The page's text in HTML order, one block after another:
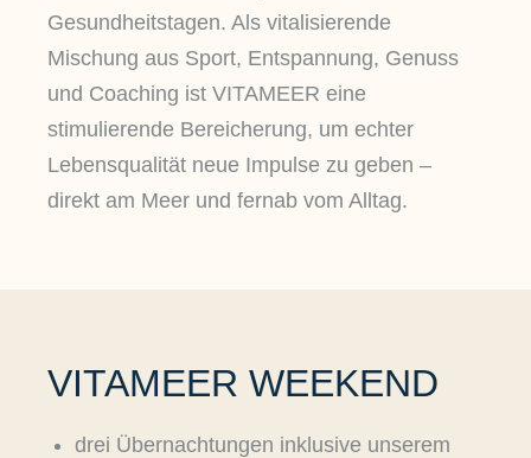
Gesundheitstagen. Als vitalisierende
Mischung aus Sport, Entspannung, Genuss
und Coaching ist VITAMEER eine
stimulierende Bereicherung, um echter
Lebensqualität neue Impulse zu geben –
direkt am Meer und fernab vom Alltag.
VITAMEER WEEKEND
drei Übernachtungen inklusive unserem